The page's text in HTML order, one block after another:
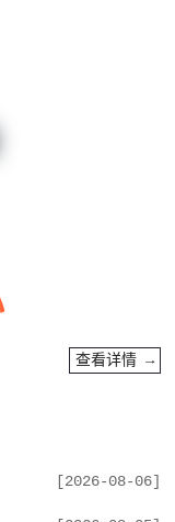
查看详情 →
[2026-08-06]